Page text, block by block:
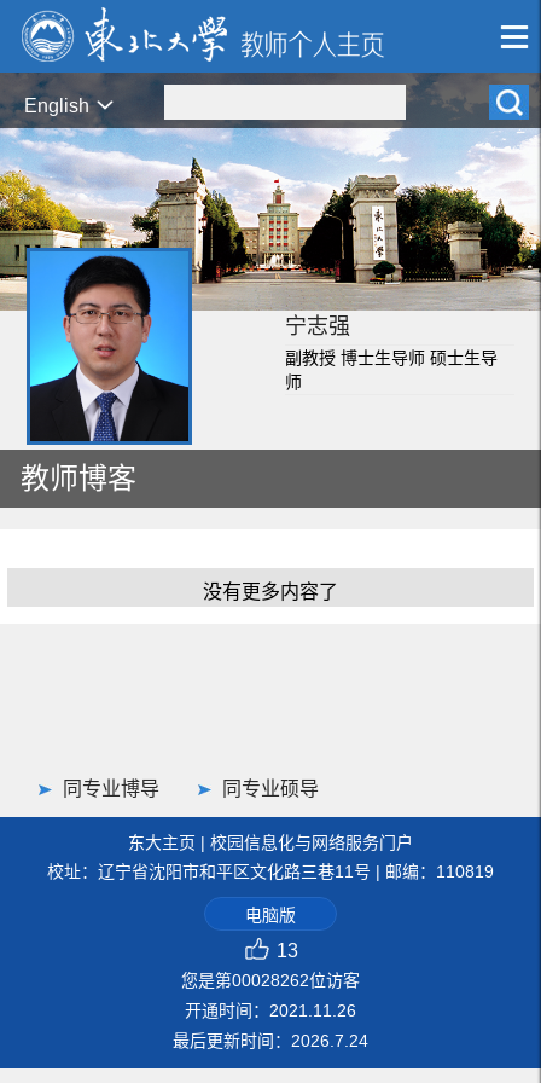
English
宁志强
副教授 博士生导师 硕士生导
师
教师博客
没有更多内容了
同专业博导 同专业硕导
东大主页 | 校园信息化与网络服务门户
校址：辽宁省沈阳市和平区文化路三巷11号 | 邮编：110819
电脑版
13
您是第00028262位访客
开通时间： 2021 11 26
最后更新时间： 2026 7 24